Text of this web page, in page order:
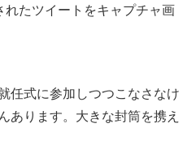
れたツイートをキャプチャ画
任式に参加しつつこなさなけ
あります。大きな封筒を携え